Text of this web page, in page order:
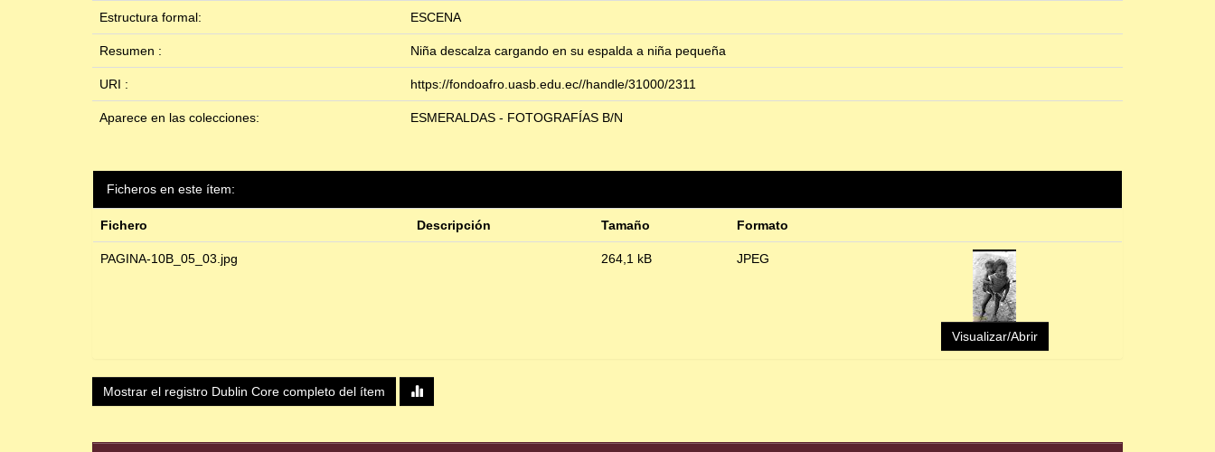
Estructura formal: ESCENA
Resumen : Niña descalza cargando en su espalda a niña pequeña
URI : https://fondoafro.uasb.edu.ec//handle/31000/2311
Aparece en las colecciones: ESMERALDAS - FOTOGRAFÍAS B/N
Ficheros en este ítem:
Fichero Descripción Tamaño Formato
PAGINA-10B_05_03.jpg 264,1 kB JPEG
Visualizar/Abrir
Mostrar el registro Dublin Core completo del ítem